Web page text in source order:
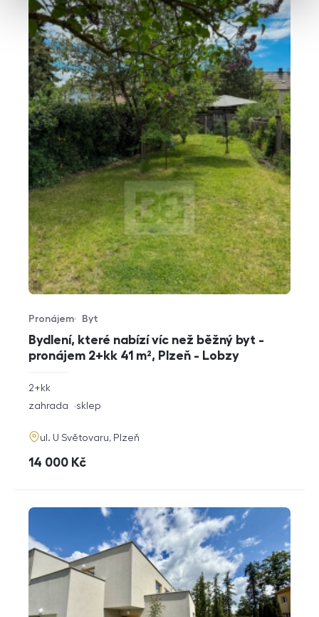
Bydlení, které nabízí víc než běžný byt -
pronájem 2+kk 41 m², Plzeň - Lobzy
Typ nabídky
Pronájem
Typ nemovitosti
Byt
rozměry
2+kk
funkce
zahrada sklep
adresa
ul. U Světovaru, Plzeň
cena
14 000 Kč